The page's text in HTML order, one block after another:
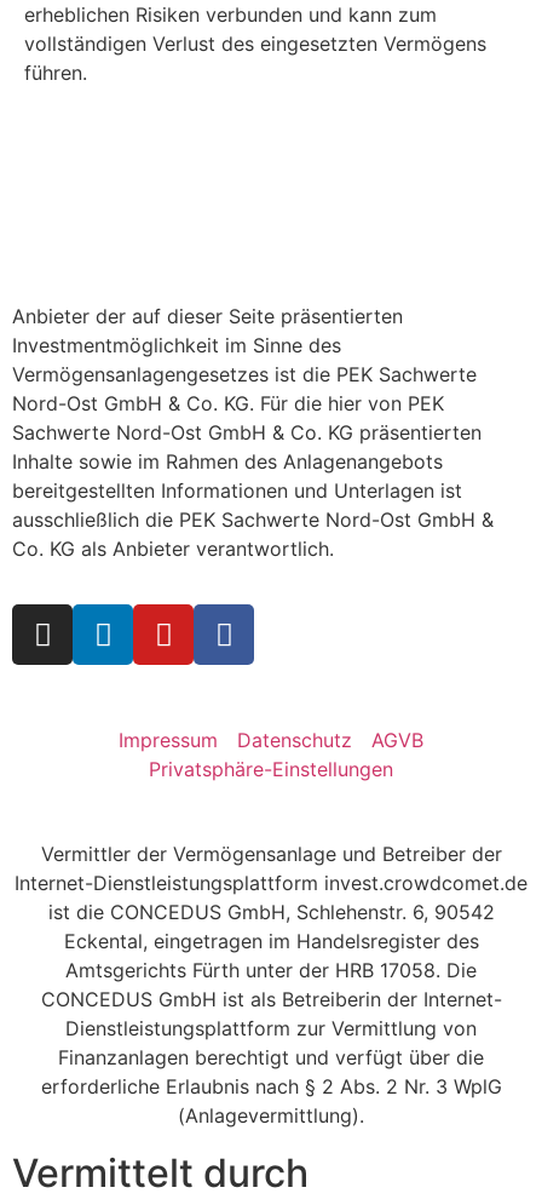
erheblichen Risiken verbunden und kann zum
vollständigen Verlust des eingesetzten Vermögens
führen.
Anbieter der auf dieser Seite präsentierten
Investmentmöglichkeit im Sinne des
Vermögensanlagengesetzes ist die PEK Sachwerte
Nord-Ost GmbH & Co. KG. Für die hier von PEK
Sachwerte Nord-Ost GmbH & Co. KG präsentierten
Inhalte sowie im Rahmen des Anlagenangebots
bereitgestellten Informationen und Unterlagen ist
ausschließlich die PEK Sachwerte Nord-Ost GmbH &
Co. KG als Anbieter verantwortlich.
Impressum Datenschutz
AGVB
Privatsphäre-Einstellungen
Vermittler der Vermögensanlage und Betreiber der
Internet-Dienstleistungsplattform invest.crowdcomet.de
ist die CONCEDUS GmbH, Schlehenstr. 6, 90542
Eckental, eingetragen im Handelsregister des
Amtsgerichts Fürth unter der HRB 17058. Die
CONCEDUS GmbH ist als Betreiberin der Internet-
Dienstleistungsplattform zur Vermittlung von
Finanzanlagen berechtigt und verfügt über die
erforderliche Erlaubnis nach § 2 Abs. 2 Nr. 3 WplG
(Anlagevermittlung).
Vermittelt durch